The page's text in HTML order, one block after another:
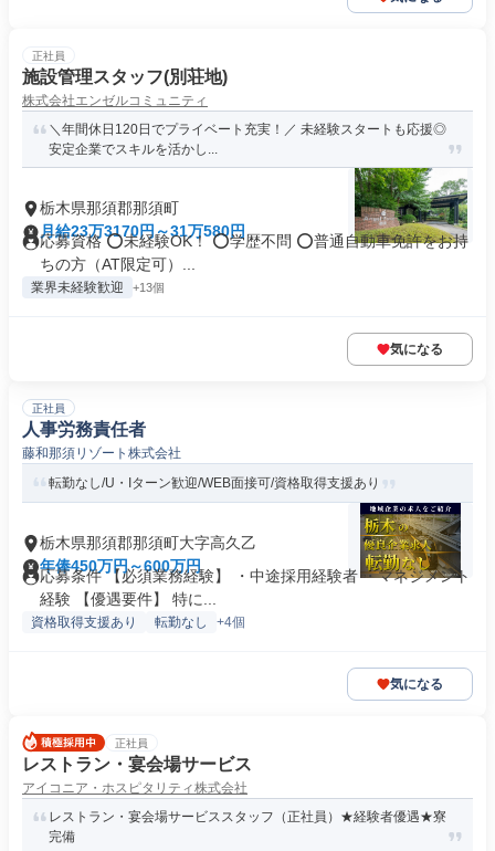
正社員
施設管理スタッフ(別荘地)
株式会社エンゼルコミュニティ
＼年間休日120日でプライベート充実！／ 未経験スタートも応援◎
安定企業でスキルを活かし...
栃木県那須郡那須町
月給23万3170円～31万580円
応募資格 ⭕️未経験OK！ ⭕️学歴不問 ⭕️普通自動車免許をお持
ちの方（AT限定可）...
業界未経験歓迎 +13個
気になる
正社員
人事労務責任者
藤和那須リゾート株式会社
転勤なし/U・Iターン歓迎/WEB面接可/資格取得支援あり
栃木県那須郡那須町大字高久乙
年俸450万円～600万円
応募条件 【必須業務経験】 ・中途採用経験者 ・マネジメント
経験 【優遇要件】 特に...
資格取得支援あり 転勤なし +4個
気になる
正社員
レストラン・宴会場サービス
アイコニア・ホスピタリティ株式会社
レストラン・宴会場サービススタッフ（正社員）★経験者優遇★寮
完備